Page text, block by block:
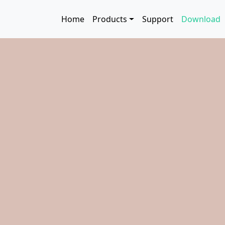
Main navigation
Home Products Support Download